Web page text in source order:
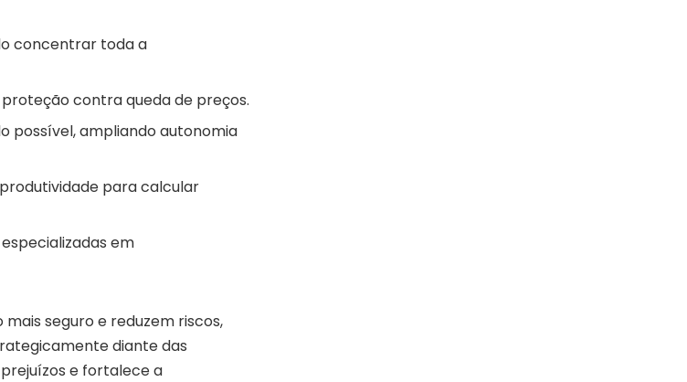
concentrar toda a
contra queda de preços.
possível, ampliando autonomia
para calcular
em
seguro e reduzem riscos,
diante das
e fortalece a